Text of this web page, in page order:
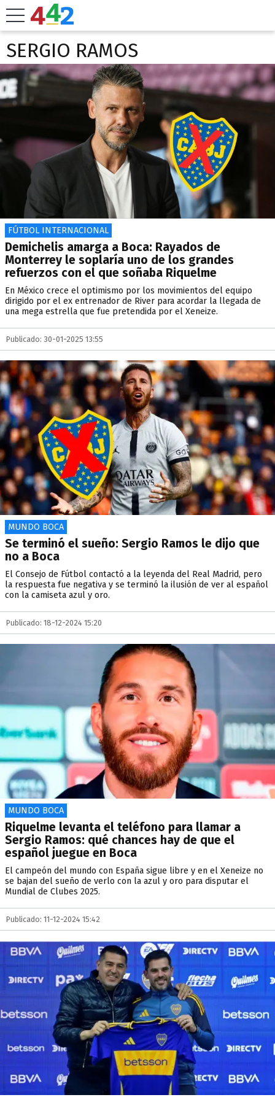
SERGIO RAMOS
FÚTBOL INTERNACIONAL
Demichelis amarga a Boca: Rayados de
Monterrey le soplaría uno de los grandes
refuerzos con el que soñaba Riquelme
En México crece el optimismo por los movimientos del equipo
dirigido por el ex entrenador de River para acordar la llegada de
una mega estrella que fue pretendida por el Xeneize.
Publicado: 30-01-2025 13:55
MUNDO BOCA
Se terminó el sueño: Sergio Ramos le dijo que
no a Boca
El Consejo de Fútbol contactó a la leyenda del Real Madrid, pero
la respuesta fue negativa y se terminó la ilusión de ver al español
con la camiseta azul y oro.
Publicado: 18-12-2024 15:20
MUNDO BOCA
Riquelme levanta el teléfono para llamar a
Sergio Ramos: qué chances hay de que el
español juegue en Boca
El campeón del mundo con España sigue libre y en el Xeneize no
se bajan del sueño de verlo con la azul y oro para disputar el
Mundial de Clubes 2025.
Publicado: 11-12-2024 15:42